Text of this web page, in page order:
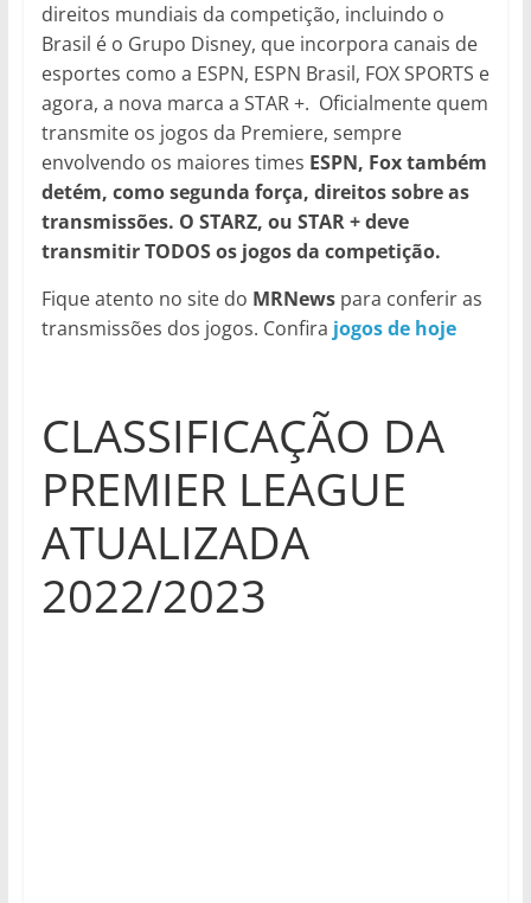
direitos mundiais da competição, incluindo o
Brasil é o Grupo Disney, que incorpora canais de
esportes como a ESPN, ESPN Brasil, FOX SPORTS e
agora, a nova marca a STAR +. Oficialmente quem
transmite os jogos da Premiere, sempre
envolvendo os maiores times ESPN, Fox também
detém, como segunda força, direitos sobre as
transmissões. O STARZ, ou STAR + deve
transmitir TODOS os jogos da competição.
Fique atento no site do MRNewspara conferir as
transmissões dos jogos. Confira jogos de hoje
CLASSIFICAÇÃO DA
PREMIER LEAGUE
ATUALIZADA
2022/2023